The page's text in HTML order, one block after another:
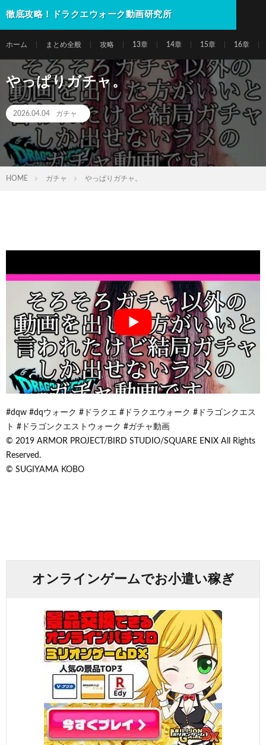
徹底攻略！ドラクエウォーク動画研究所
ホーム まとめ全般 攻略 13章 14章 15章 16章
やっぱりガチャ。
2026.04.04 ガチャ
HOME ガチャ やっぱりガチャ。
#dqw #dqウォーク #ドラクエ #ドラクエウォーク #ドラゴンクエス
ト #ドラゴンクエストウォーク #ガチャ動画
© 2019 ARMOR PROJECT/BIRD STUDIO/SQUARE ENIX All Rights
Reserved.
© SUGIYAMA KOBO
オンラインゲームでお小遣い稼ぎ